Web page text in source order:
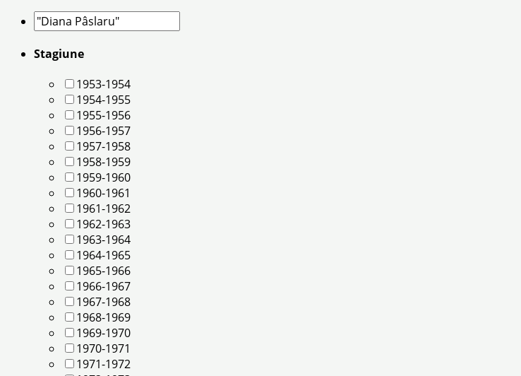
Stagiune
1953-1954
1954-1955
1955-1956
1956-1957
1957-1958
1958-1959
1959-1960
1960-1961
1961-1962
1962-1963
1963-1964
1964-1965
1965-1966
1966-1967
1967-1968
1968-1969
1969-1970
1970-1971
1971-1972